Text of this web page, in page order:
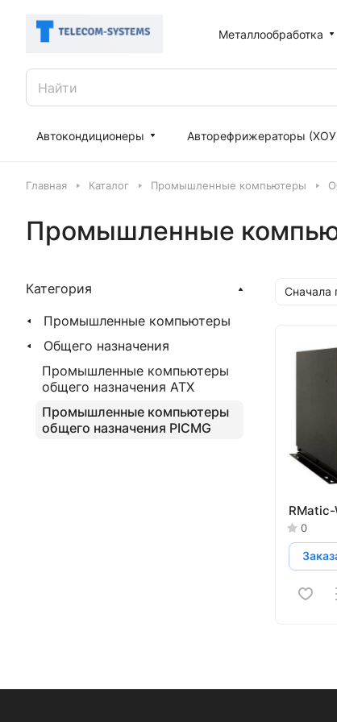
Металлообработка
Автокондиционеры Авторефрижераторы
Главная Каталог Промышленные компьютеры
Промышленные
Сначала
0
Категория
Промышленные компьютеры
Общего назначения
Промышленные компьютеры
общего назначения ATX
Промышленные компьютеры
общего назначения PICMG